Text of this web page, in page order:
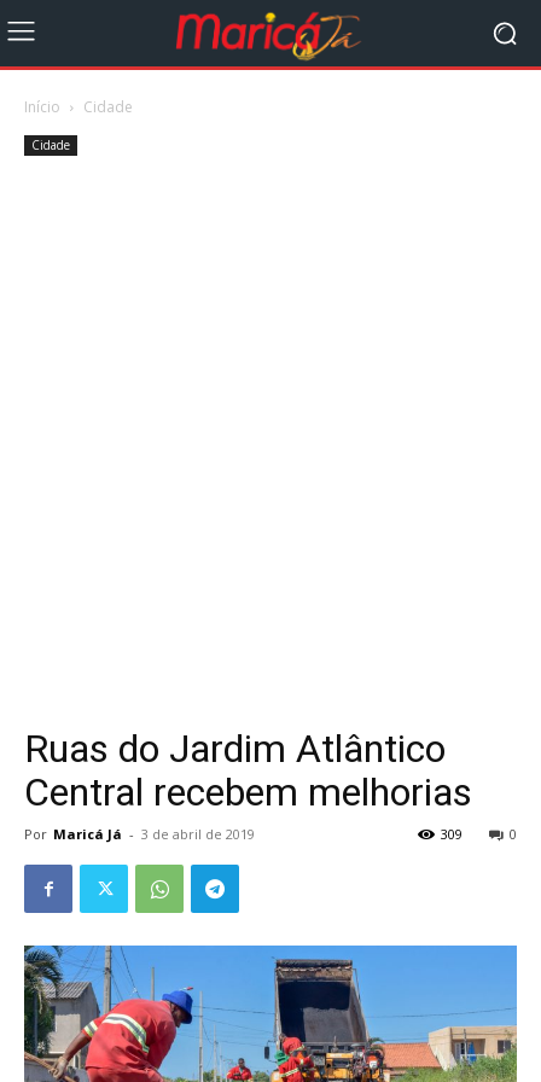
Início Cidade
Cidade
Ruas do Jardim Atlântico
Central recebem melhorias
Por Maricá Já - 3 de abril de 2019 0
309